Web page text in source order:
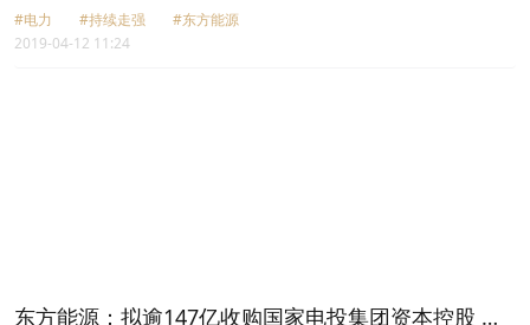
CN)涨停，吉电股份(000875-CN)打开涨停现涨8.01%，文山电力
(600995-CN)、华银电力(600744-CN)涨逾6%，华电能源(600726-
#电力 #持续走强
#东方能源
2019-04-12 11:24
东方能源：拟逾147亿收购国家电投集团资本控股 涉